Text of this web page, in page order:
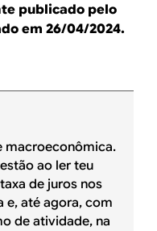
publicado pelo
em 26/04/2024.
macroeconômica.
ao ler teu
de juros nos
e, até agora, com
de atividade, na